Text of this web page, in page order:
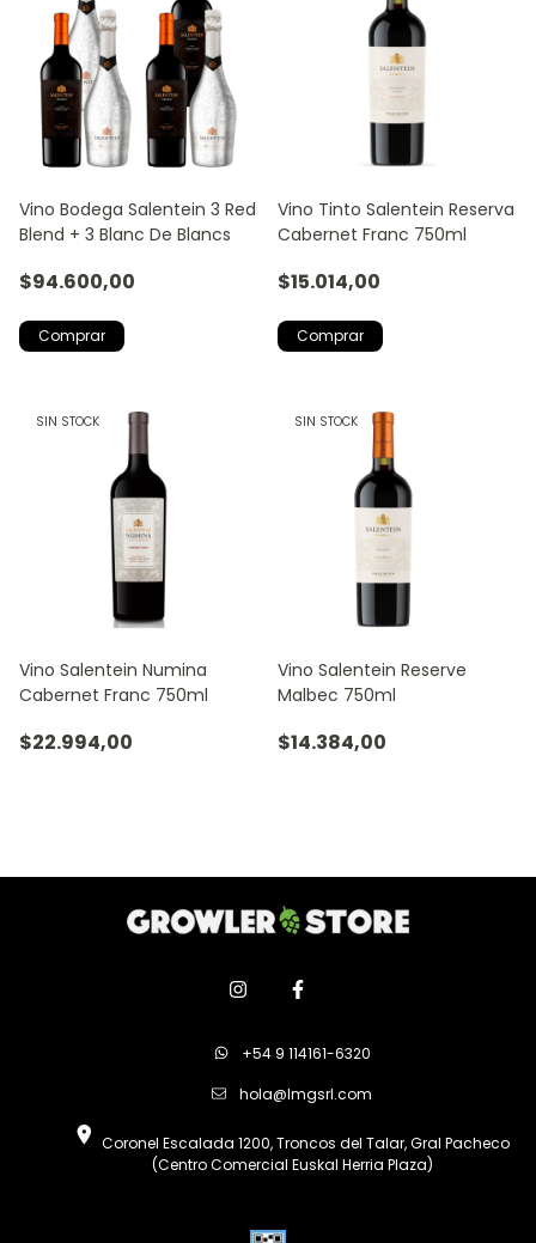
Vino Bodega Salentein 3 Red
Blend + 3 Blanc De Blancs
$94.600,00
Vino Tinto Salentein Reserva
Cabernet Franc 750ml
$15.014,00
SIN STOCK
Vino Salentein Numina
Cabernet Franc 750ml
$22.994,00
SIN STOCK
Vino Salentein Reserve
Malbec 750ml
$14.384,00
+54 9 114161-6320
hola@lmgsrl.com
Coronel Escalada 1200, Troncos del Talar, Gral Pacheco
(Centro Comercial Euskal Herria Plaza)